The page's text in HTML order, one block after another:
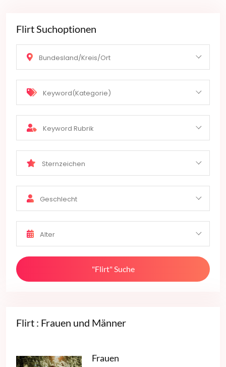
Flirt Suchoptionen
Bundesland/Kreis/Ort
Keyword(Kategorie)
Keyword Rubrik
Sternzeichen
Geschlecht
Alter
"Flirt" Suche
Flirt : Frauen und Männer
Frauen